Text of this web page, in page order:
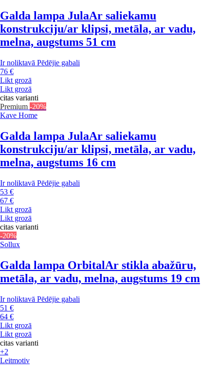
Galda lampa JulaAr saliekamu
konstrukciju/ar klipsi, metāla, ar vadu,
melna, augstums 51 cm
Ir noliktavā Pēdējie gabali
76 €
Likt grozā
Likt grozā
citas varianti
Premium -20%
Kave Home
Galda lampa JulaAr saliekamu
konstrukciju/ar klipsi, metāla, ar vadu,
melna, augstums 16 cm
Ir noliktavā Pēdējie gabali
53 €
67 €
Likt grozā
Likt grozā
citas varianti
-20%
Sollux
Galda lampa OrbitalAr stikla abažūru,
metāla, ar vadu, melna, augstums 19 cm
Ir noliktavā Pēdējie gabali
51 €
64 €
Likt grozā
Likt grozā
citas varianti
+2
Leitmotiv